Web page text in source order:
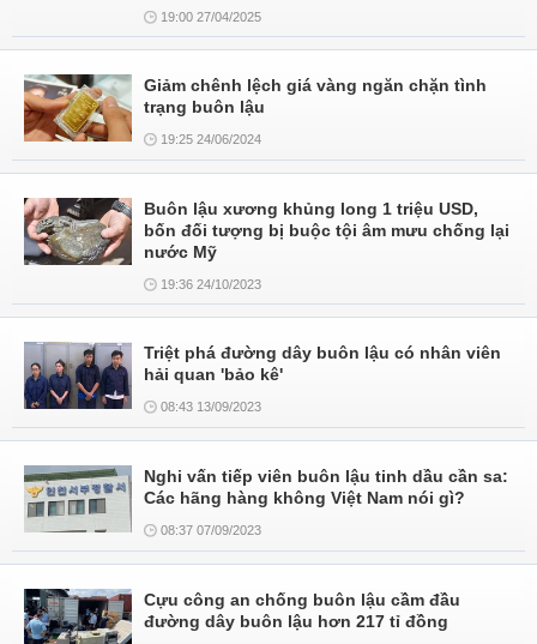
19:00 27/04/2025
Giảm chênh lệch giá vàng ngăn chặn tình
trạng buôn lậu
19:25 24/06/2024
Buôn lậu xương khủng long 1 triệu USD,
bốn đối tượng bị buộc tội âm mưu chống lại
nước Mỹ
19:36 24/10/2023
Triệt phá đường dây buôn lậu có nhân viên
hải quan 'bảo kê'
08:43 13/09/2023
Nghi vấn tiếp viên buôn lậu tinh dầu cần sa:
Các hãng hàng không Việt Nam nói gì?
08:37 07/09/2023
Cựu công an chống buôn lậu cầm đầu
đường dây buôn lậu hơn 217 tỉ đồng